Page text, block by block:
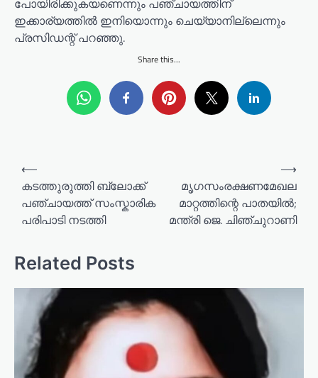
പോയിരിക്കുകയണെന്നും പഞ്ചായത്തിന്
ഇക്കാര്യത്തില്‍ ഇനിയൊന്നും ചെയ്യാനില്ലെന്നും
പ്രസിഡന്റ് പറഞ്ഞു.
Share this...
n
a
v
a
⟵
കടത്തുരുത്തി ബ്ലോക്ക്
പഞ്ചായത്ത് സംസ്കാരിക
പരിപാടി നടത്തി
മൃഗസംരക്ഷണമേഖല
മാറ്റത്തിന്റെ പാതയിൽ;
മന്ത്രി ജെ. ചിഞ്ചുറാണി
⟶
Related Posts